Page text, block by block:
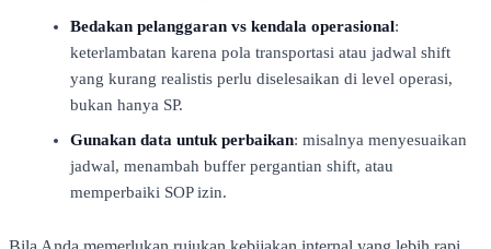
Bedakan pelanggaran vs kendala operasional:
keterlambatan karena pola transportasi atau jadwal shift
yang kurang realistis perlu diselesaikan di level operasi,
bukan hanya SP.
Gunakan data untuk perbaikan: misalnya menyesuaikan
jadwal, menambah buffer pergantian shift, atau
memperbaiki SOP izin.